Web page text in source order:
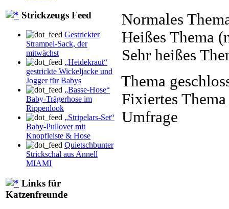
Strickzeugs Feed
Gestrickter
Strampel-Sack, der
mitwächst
„Heidekraut“
gestrickte Wickeljacke und
Jogger für Babys
„Basse-Hose“
Baby-Trägerhose im
Rippenlook
„Stripelars-Set“
Baby-Pullover mit
Knopfleiste & Hose
Quietschbunter
Strickschal aus Annell
MIAMI
Links für
Katzenfreunde
Normales
Heißes Thema
Sehr heißes
Thema
Fixiertes Thema
Umfrage